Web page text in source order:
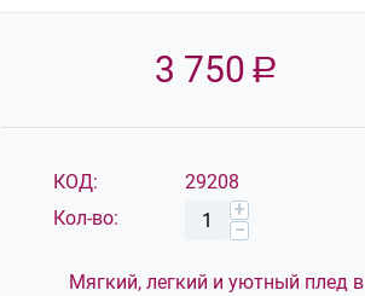
3 750 Р
КОД:
29208
Кол-во:
+
−
Мягкий, легкий и уютный плед в